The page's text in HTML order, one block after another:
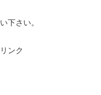
下さい。
ンク